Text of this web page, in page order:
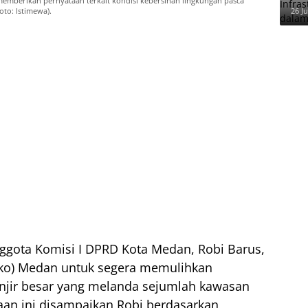
Istimewa).
Komisi I DPRD Kota Medan, Robi Barus,
Medan untuk segera memulihkan
besar yang melanda sejumlah kawasan
26